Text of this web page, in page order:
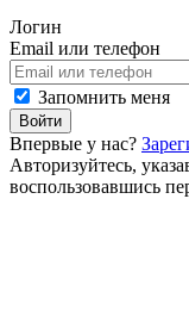
Логин
Email или телефон
Запомнить меня
Войти
Впервые у нас?
Авторизуйтесь,
воспользовавшись